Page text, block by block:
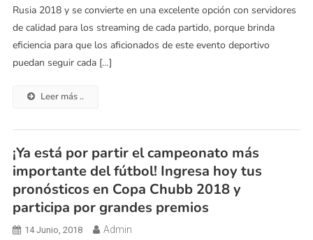
Rusia 2018 y se convierte en una excelente opción con servidores
de calidad para los streaming de cada partido, porque brinda
eficiencia para que los aficionados de este evento deportivo
puedan seguir cada […]
Leer más ..
¡Ya está por partir el campeonato más
importante del fútbol! Ingresa hoy tus
pronósticos en Copa Chubb 2018 y
participa por grandes premios
14 Junio, 2018 Admin